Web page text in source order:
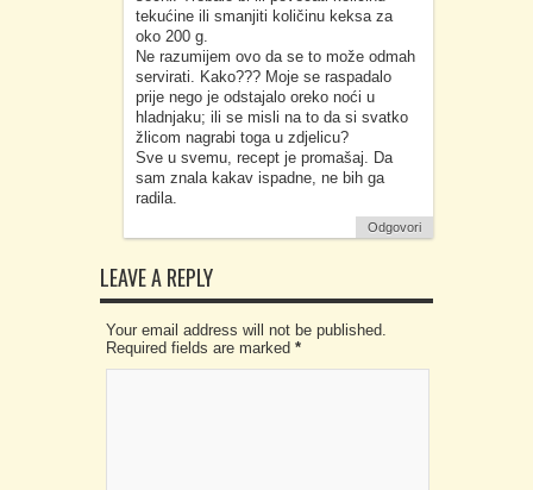
tekućine ili smanjiti količinu keksa za
oko 200 g.
Ne razumijem ovo da se to može odmah
servirati. Kako??? Moje se raspadalo
prije nego je odstajalo oreko noći u
hladnjaku; ili se misli na to da si svatko
žlicom nagrabi toga u zdjelicu?
Sve u svemu, recept je promašaj. Da
sam znala kakav ispadne, ne bih ga
radila.
Odgovori
LEAVE A REPLY
Your email address will not be published.
Required fields are marked *